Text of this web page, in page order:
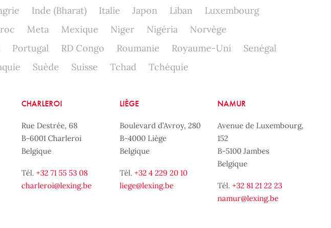
Inde (Bharat) Italie Japon Liban
Luxembourg
Meta Mexique Niger Nigéria
Norvège
Portugal RD Congo Roumanie Royaume-Uni
Senégal
Suède Suisse Tchad Tchéquie
CHARLEROI
Rue Destrée, 68
B-6001 Charleroi
Belgique
Tél.+32 71 55 53 08
charleroi@lexing.be
LIÈGE
Boulevard d’Avroy, 280
B-4000 Liège
Belgique
Tél. +32 4 229 20 10
liege@lexing.be
NAMUR
Avenue de Luxembourg,
152
B-5100 Jambes
Belgique
Tél.+32 81 21 22 23
namur@lexing.be